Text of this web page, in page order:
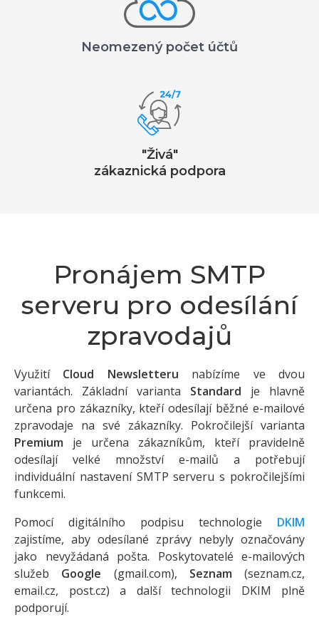
Neomezený počet účtů
"Živá"
zákaznická podpora
Pronájem SMTP
serveru pro odesílání
zpravodajů
Využití Cloud Newsletteru nabízíme ve dvou
variantách. Základní varianta Standard je hlavně
určena pro zákazníky, kteří odesílají běžné e-mailové
zpravodaje na své zákazníky. Pokročilejší varianta
Premium je určena zákazníkům, kteří pravidelně
odesílají velké množství e-mailů a potřebují
individuální nastavení SMTP serveru s pokročilejšími
funkcemi.
Pomocí digitálního podpisu technologie DKIM
zajistíme, aby odesílané zprávy nebyly označovány
jako nevyžádaná pošta. Poskytovatelé e-mailových
služeb Google (gmail.com), Seznam (seznam.cz,
email.cz, post.cz) a další technologii DKIM plně
podporují.